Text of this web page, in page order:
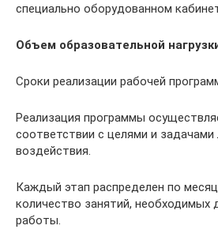
специально оборудованном
Объем образовательной
Сроки реализации рабочей
Реализация программы
соответствии с целями и задачами
воздействия.
Каждый этап распределен по
количество занятий, необходимых
работы.